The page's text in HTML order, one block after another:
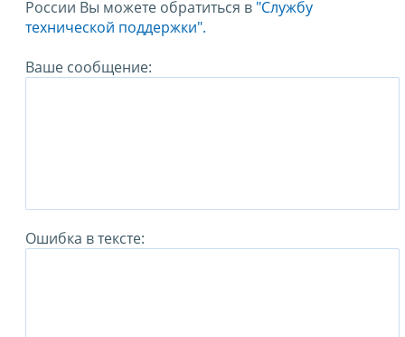
России Вы можете обратиться в "Службу
технической поддержки".
Ваше сообщение:
Ошибка в тексте: